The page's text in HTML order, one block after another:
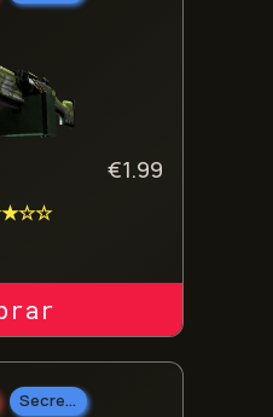
€1.99
SKIN
Secreto